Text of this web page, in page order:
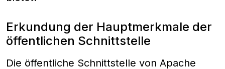
Erkundung der Hauptmerkmale der
öffentlichen Schnittstelle
Die öffentliche Schnittstelle von Apache